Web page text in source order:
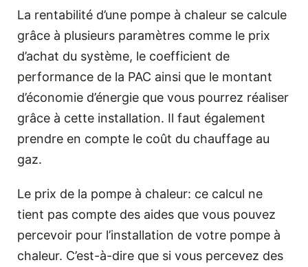
La rentabilité d’une pompe à chaleur se calcule
grâce à plusieurs paramètres comme le prix
d’achat du système, le coefficient de
performance de la PAC ainsi que le montant
d’économie d’énergie que vous pourrez réaliser
grâce à cette installation. Il faut également
prendre en compte le coût du chauffage au
gaz.
Le prix de la pompe à chaleur: ce calcul ne
tient pas compte des aides que vous pouvez
percevoir pour l’installation de votre pompe à
chaleur. C’est-à-dire que si vous percevez des